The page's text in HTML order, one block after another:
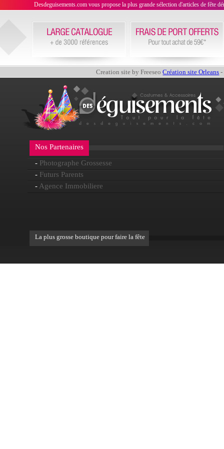
Desdeguisements.com vous propose la plus grande sélection d'articles de fête
Creation site by FreeseoCréation site Orleans -
Nos Partenaires
- Photographe Grossesse
- Futurs Parents
- Agence Immobiliere
La plus grosse boutique pour faire la fête